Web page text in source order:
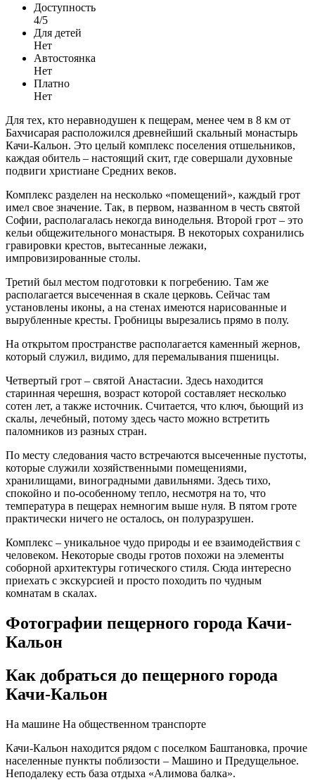
Доступность
4/5
Для детей
Нет
Автостоянка
Нет
Платно
Нет
Для тех, кто неравнодушен к пещерам, менее чем в 8 км от
Бахчисарая расположился древнейший скальный монастырь
Качи-Кальон. Это целый комплекс поселения отшельников,
каждая обитель – настоящий скит, где совершали духовные
подвиги христиане Средних веков.
Комплекс разделен на несколько «помещений», каждый грот
имел свое значение. Так, в первом, названном в честь святой
Софии, располагалась некогда винодельня. Второй грот – это
кельи общежительного монастыря. В некоторых сохранились
гравировки крестов, вытесанные лежаки,
импровизированные столы.
Третий был местом подготовки к погребению. Там же
располагается высеченная в скале церковь. Сейчас там
установлены иконы, а на стенах имеются нарисованные и
вырубленные кресты. Гробницы вырезались прямо в полу.
На открытом пространстве располагается каменный жернов,
который служил, видимо, для перемалывания пшеницы.
Четвертый грот – святой Анастасии. Здесь находится
старинная черешня, возраст которой составляет несколько
сотен лет, а также источник. Считается, что ключ, бьющий из
скалы, лечебный, потому здесь часто можно встретить
паломников из разных стран.
По месту следования часто встречаются высеченные пустоты,
которые служили хозяйственными помещениями,
хранилищами, виноградными давильнями. Здесь тихо,
спокойно и по-особенному тепло, несмотря на то, что
температура в пещерах немногим выше нуля. В пятом гроте
практически ничего не осталось, он полуразрушен.
Комплекс – уникальное чудо природы и ее взаимодействия с
человеком. Некоторые своды гротов похожи на элементы
соборной архитектуры готического стиля. Сюда интересно
приехать с экскурсией и просто походить по чудным
комнатам в скалах.
Фотографии пещерного города Качи-
Кальон
Как добраться до пещерного города
Качи-Кальон
На машине На общественном транспорте
Качи-Кальон находится рядом с поселком Баштановка, прочие
населенные пункты поблизости – Машино и Предущельное.
Неподалеку есть база отдыха «Алимова балка».